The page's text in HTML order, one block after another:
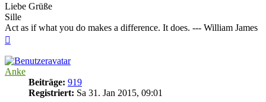
Liebe Grüße
Sille
Act as if what you do makes a difference. It does. --- William James
Anke
Beiträge: 919
Registriert: Sa 31. Jan 2015, 09:01